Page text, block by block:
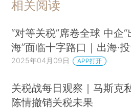
相关阅读
“对等关税”席卷全球 中企“
海”面临十字路口｜出海·
2025年04月09日 APP打开
关税战每日观察｜马斯克
陈情撤销关税未果